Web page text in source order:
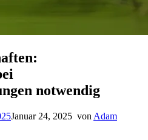
notwendig
Januar 24, 2025 von Adam